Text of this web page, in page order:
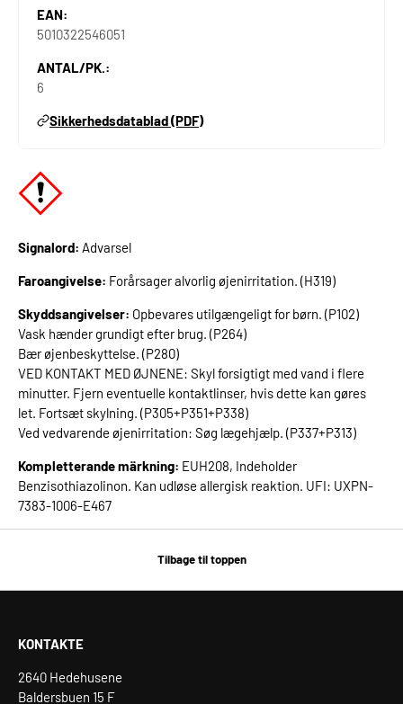
EAN:
5010322546051
ANTAL/PK.:
6
Sikkerhedsdatablad (PDF)
Signalord: Advarsel
Faroangivelse: Forårsager alvorlig øjenirritation. (H319)
Skyddsangivelser: Opbevares utilgængeligt for børn. (P102)
Vask hænder grundigt efter brug. (P264)
Bær øjenbeskyttelse. (P280)
VED KONTAKT MED ØJNENE: Skyl forsigtigt med vand i flere
minutter. Fjern eventuelle kontaktlinser, hvis dette kan gøres
let. Fortsæt skylning. (P305+P351+P338)
Ved vedvarende øjenirritation: Søg lægehjælp. (P337+P313)
Kompletterande märkning: EUH208, Indeholder
Benzisothiazolinon. Kan udløse allergisk reaktion. UFI: UXPN-
7383-1006-E467
Tilbage til toppen
KONTAKTE
2640 Hedehusene
Baldersbuen 15 F